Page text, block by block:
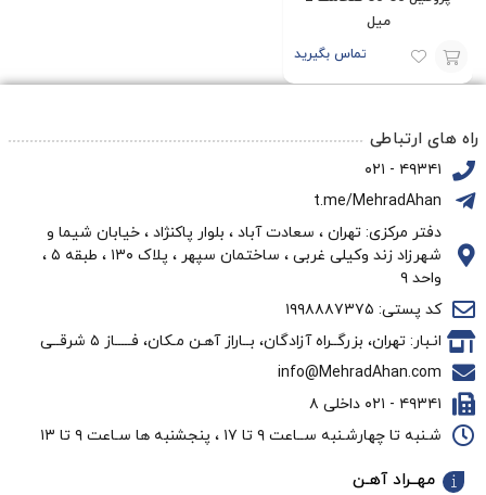
میل
تماس بگیرید
سبد
راه های ارتباطی
۴۹۳۴۱ - ۰۲۱
t.me/MehradAhan
دفتر مرکزی: تهران ، سعادت آباد ، بلوار پاکنژاد ، خیابان شیما و
شهرزاد زند وکیلی غربی ، ساختمان سپهر ، پلاک ۱۳۰ ، طبقه ۵ ،
واحد ۹
کد پستی: ۱۹۹۸۸۸۷۳۷۵
انـبار: تهران، بزرگــراه آزادگان، بــاراز آهـن مـکان، فـــــاز ۵ شرقــی
info@MehradAhan.com
۴۹۳۴۱ - ۰۲۱ داخلی ۸
شـنبه تا چهارشـنبه ســاعت ۹ تا ۱۷ ، پنجشنبه ها سـاعت ۹ تا ۱۳
مهــراد آهـن